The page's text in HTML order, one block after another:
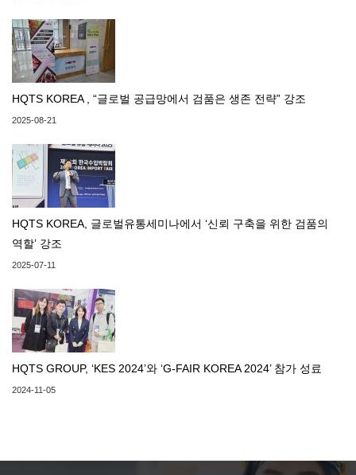
HQTS KOREA , “글로벌 공급망에서 검품은 생존 전략” 강조
2025-08-21
HQTS KOREA, 글로벌유통세미나에서 ‘신뢰 구축을 위한 검품의
역할’ 강조
2025-07-11
HQTS GROUP, ‘KES 2024’와 ‘G-FAIR KOREA 2024’ 참가 성료
2024-11-05